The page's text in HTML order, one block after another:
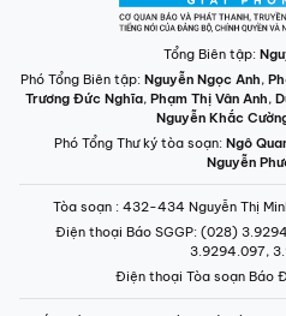
Tổng Biên tập:
Phó Tổng Biên tập: Nguyễn Ngọc Anh,
Trương Đức Nghĩa, Phạm Thị Vân Anh,
Nguyễn Khắc
Phó Tổng Thư ký tòa soạn: Ngô
Nguyễn
Tòa soạn : 432-434 Nguyễn Thị
Điện thoại Báo SGGP: (028)
3.9294.097,
Điện thoại Tòa soạn Báo